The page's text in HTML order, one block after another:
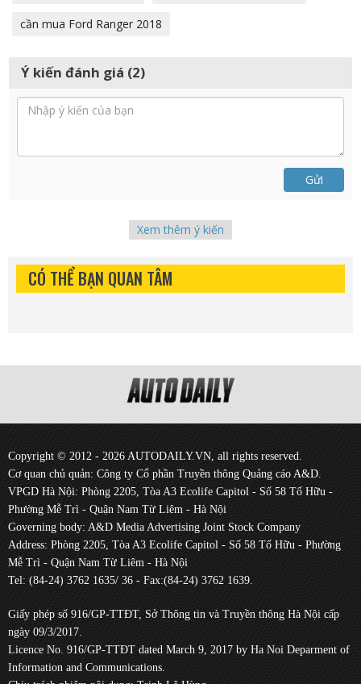
cần mua Ford Ranger 2018
Ý kiến đánh giá (2)
Gửi
Xem thêm ý kiến
CÓ THỂ BẠN QUAN TÂM
Copyright © 2012 - 2026 AUTODAILY.VN, all rights reserved.
Cơ quan chủ quản: Công ty Cổ phần Truyền thông Quảng cáo A&D.
VPGD Hà Nội: Phòng 2205, Tòa A3 Ecolife Capitol - Số 58 Tố Hữu -
Phường Mễ Trì - Quận Nam Từ Liêm - Hà Nội
Governing body: A&D Media Advertising Joint Stock Company
Address: Phòng 2205, Tòa A3 Ecolife Capitol - Số 58 Tố Hữu - Phường
Mễ Trì - Quận Nam Từ Liêm - Hà Nội
Tel: (84-24) 3762 1635/ 36 - Fax:(84-24) 3762 1639.
Giấy phép số 916/GP-TTĐT, Sở Thông tin và Truyền thông Hà Nội cấp
ngày 09/3/2017.
Licence No. 916/GP-TTĐT dated March 9, 2017 by Ha Noi Deparment of
Information and Communications.